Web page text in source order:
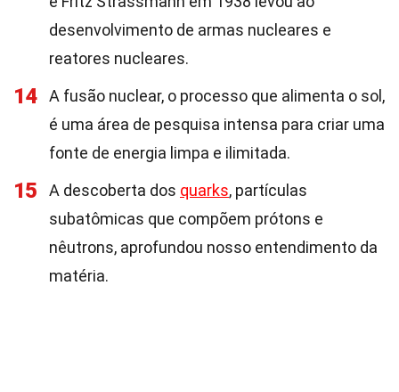
desenvolvimento de armas nucleares e
reatores nucleares.
14
A fusão nuclear, o processo que alimenta o sol,
é uma área de pesquisa intensa para criar uma
fonte de energia limpa e ilimitada.
15 A descoberta dos quarks, partículas
subatômicas que compõem prótons e
nêutrons, aprofundou nosso entendimento da
matéria.